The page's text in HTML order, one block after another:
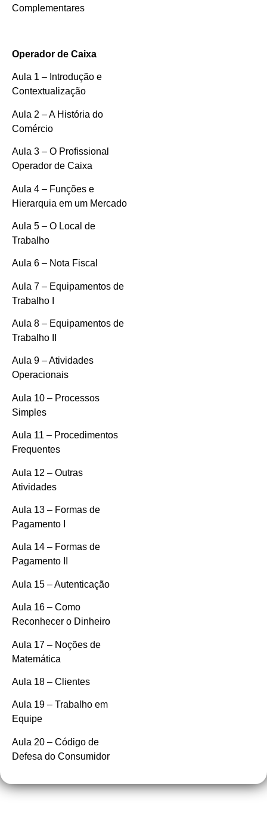
Complementares
Operador de Caixa
Aula 1 – Introdução e
Contextualização
Aula 2 – A História do
Comércio
Aula 3 – O Profissional
Operador de Caixa
Aula 4 – Funções e
Hierarquia em um Mercado
Aula 5 – O Local de
Trabalho
Aula 6 – Nota Fiscal
Aula 7 – Equipamentos de
Trabalho I
Aula 8 – Equipamentos de
Trabalho II
Aula 9 – Atividades
Operacionais
Aula 10 – Processos
Simples
Aula 11 – Procedimentos
Frequentes
Aula 12 – Outras
Atividades
Aula 13 – Formas de
Pagamento I
Aula 14 – Formas de
Pagamento II
Aula 15 – Autenticação
Aula 16 – Como
Reconhecer o Dinheiro
Aula 17 – Noções de
Matemática
Aula 18 – Clientes
Aula 19 – Trabalho em
Equipe
Aula 20 – Código de
Defesa do Consumidor